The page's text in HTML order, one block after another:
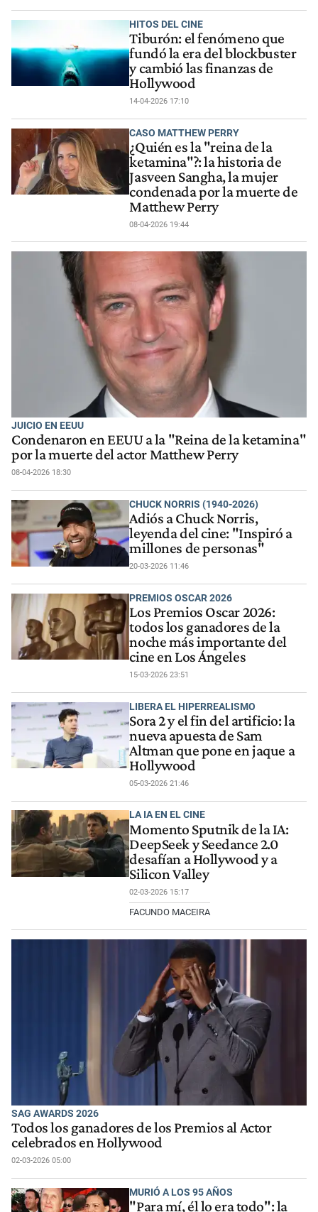
HITOS DEL CINE
Tiburón: el fenómeno que
fundó la era del blockbuster
y cambió las finanzas de
Hollywood
14-04-2026 17:10
CASO MATTHEW PERRY
¿Quién es la "reina de la
ketamina"?: la historia de
Jasveen Sangha, la mujer
condenada por la muerte de
Matthew Perry
08-04-2026 19:44
JUICIO EN EEUU
Condenaron en EEUU a la "Reina de la ketamina"
por la muerte del actor Matthew Perry
08-04-2026 18:30
CHUCK NORRIS (1940-2026)
Adiós a Chuck Norris,
leyenda del cine: "Inspiró a
millones de personas"
20-03-2026 11:46
PREMIOS OSCAR 2026
Los Premios Oscar 2026:
todos los ganadores de la
noche más importante del
cine en Los Ángeles
15-03-2026 23:51
LIBERA EL HIPERREALISMO
Sora 2 y el fin del artificio: la
nueva apuesta de Sam
Altman que pone en jaque a
Hollywood
05-03-2026 21:46
LA IA EN EL CINE
Momento Sputnik de la IA:
DeepSeek y Seedance 2.0
desafían a Hollywood y a
Silicon Valley
02-03-2026 15:17
FACUNDO MACEIRA
SAG AWARDS 2026
Todos los ganadores de los Premios al Actor
celebrados en Hollywood
02-03-2026 05:00
MURIÓ A LOS 95 AÑOS
"Para mí, él lo era todo": la